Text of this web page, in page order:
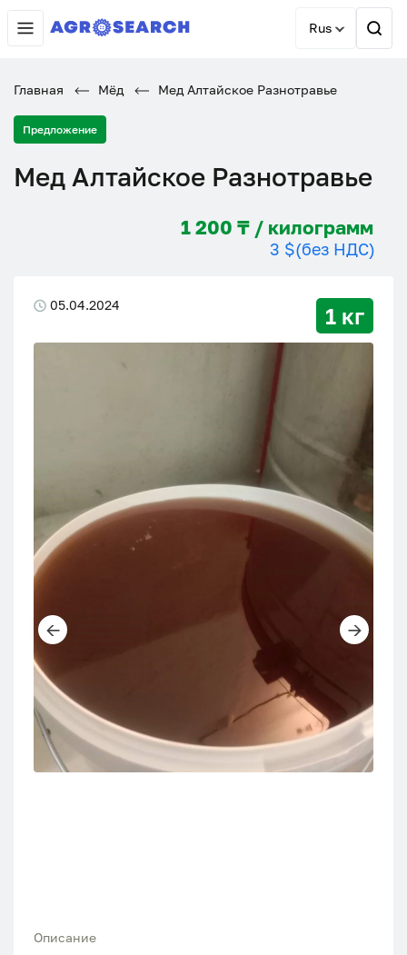
Rus
Главная Мёд Мед Алтайское Разнотравье
Предложение
Мед Алтайское Разнотравье
1 200 ₸ / килограмм
3 $(без НДС)
05.04.2024 1 кг
Описание